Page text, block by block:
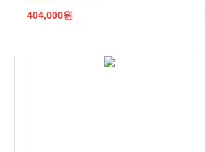
404,000원